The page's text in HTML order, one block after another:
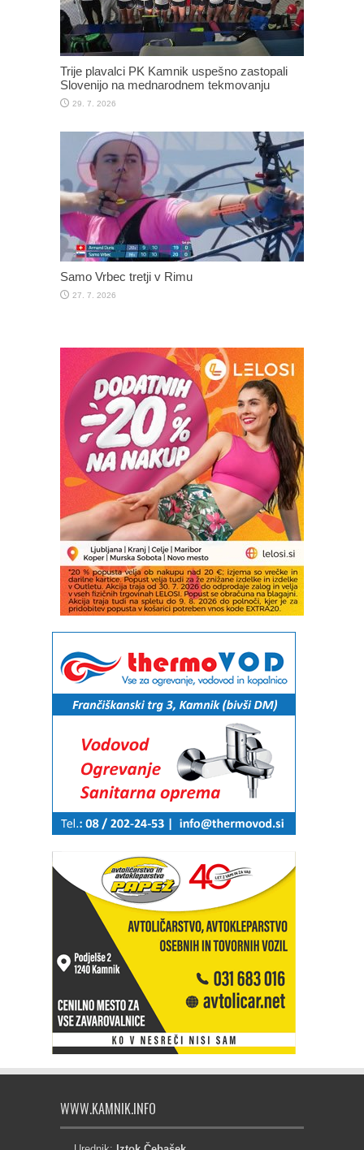
Trije plavalci PK Kamnik uspešno zastopali
Slovenijo na mednarodnem tekmovanju
29. 7. 2026
Samo Vrbec tretji v Rimu
27. 7. 2026
WWW.KAMNIK.INFO